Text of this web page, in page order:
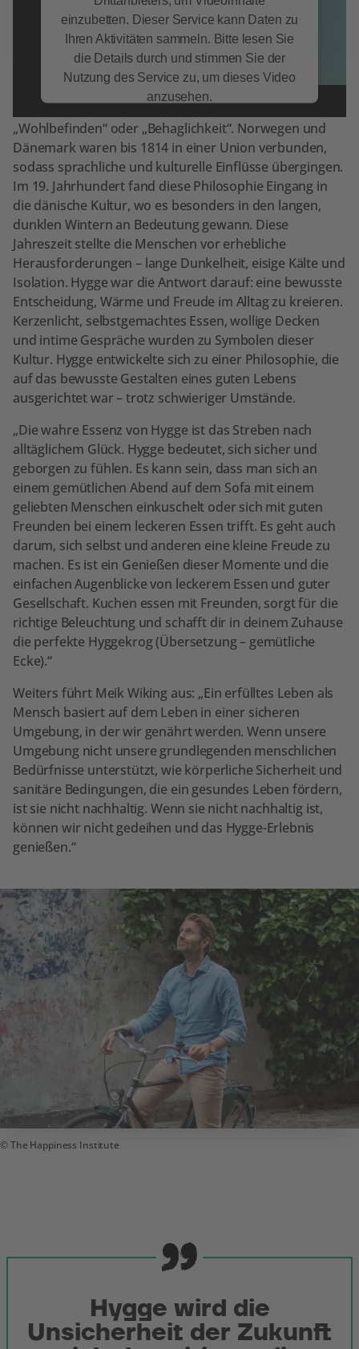
einzubetten. Dieser Service kann Daten zu
Ihren Aktivitäten sammeln. Bitte lesen Sie
die Details durch und stimmen Sie der
Nutzung des Service zu, um dieses Video
anzusehen.
Mehr Informationen
Akzeptieren
powered by
Usercentrics Consent
Management Platform
Der Begriff Hygge hat seinen Ursprung im Alt-
Norwegischen und bedeutete ursprünglich
„Wohlbefinden“ oder „Behaglichkeit“. Norwegen und
Dänemark waren bis 1814 in einer Union verbunden,
sodass sprachliche und kulturelle Einflüsse übergingen.
Im 19. Jahrhundert fand diese Philosophie Eingang in
die dänische Kultur, wo es besonders in den langen,
dunklen Wintern an Bedeutung gewann. Diese
Jahreszeit stellte die Menschen vor erhebliche
Herausforderungen – lange Dunkelheit, eisige Kälte und
Isolation. Hygge war die Antwort darauf: eine bewusste
Entscheidung, Wärme und Freude im Alltag zu kreieren.
Kerzenlicht, selbstgemachtes Essen, wollige Decken
und intime Gespräche wurden zu Symbolen dieser
Kultur. Hygge entwickelte sich zu einer Philosophie, die
auf das bewusste Gestalten eines guten Lebens
ausgerichtet war – trotz schwieriger Umstände.
„Die wahre Essenz von Hygge ist das Streben nach
alltäglichem Glück. Hygge bedeutet, sich sicher und
geborgen zu fühlen. Es kann sein, dass man sich an
einem gemütlichen Abend auf dem Sofa mit einem
geliebten Menschen einkuschelt oder sich mit guten
Freunden bei einem leckeren Essen trifft. Es geht auch
darum, sich selbst und anderen eine kleine Freude zu
machen. Es ist ein Genießen dieser Momente und die
einfachen Augenblicke von leckerem Essen und guter
Gesellschaft. Kuchen essen mit Freunden, sorgt für die
richtige Beleuchtung und schafft dir in deinem Zuhause
die perfekte Hyggekrog (Übersetzung – gemütliche
Ecke).“
Weiters führt Meik Wiking aus: „Ein erfülltes Leben als
Mensch basiert auf dem Leben in einer sicheren
Umgebung, in der wir genährt werden. Wenn unsere
Umgebung nicht unsere grundlegenden menschlichen
Bedürfnisse unterstützt, wie körperliche Sicherheit und
sanitäre Bedingungen, die ein gesundes Leben fördern,
ist sie nicht nachhaltig. Wenn sie nicht nachhaltig ist,
können wir nicht gedeihen und das Hygge-Erlebnis
genießen.“
The Happiness Institute
Hygge wird die
Unsicherheit der Zukunft